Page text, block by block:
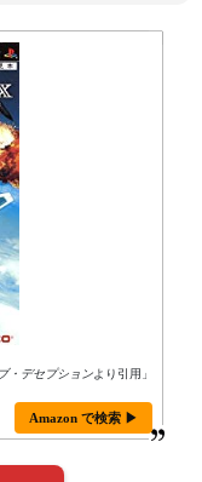
・デセプションより引用」
Amazon で検索 ▶